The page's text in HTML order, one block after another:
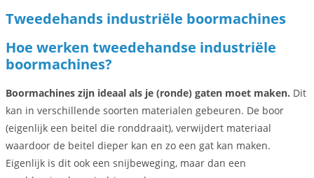
Tweedehands industriële boormachines
Hoe werken tweedehandse industriële
boormachines?
Boormachines zijn ideaal als je (ronde) gaten moet maken. Dit
kan in verschillende soorten materialen gebeuren. De boor
(eigenlijk een beitel die ronddraait), verwijdert materiaal
waardoor de beitel dieper kan en zo een gat kan maken.
Eigenlijk is dit ook een snijbeweging, maar dan een